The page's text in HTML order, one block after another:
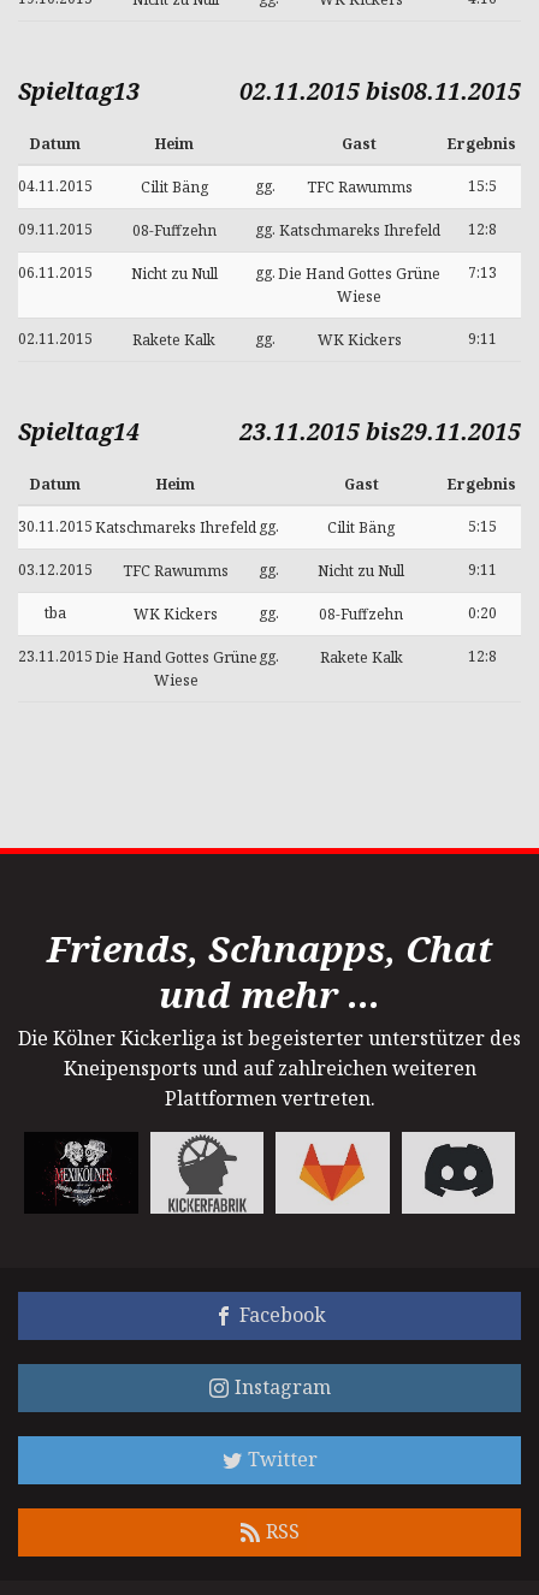
Spieltag13 02.11.2015 bis08.11.2015
Datum Heim Gast Ergebnis
04.11.2015 Cilit Bäng gg. TFC Rawumms 15:5
09.11.2015 08-Fuffzehn gg. Katschmareks Ihrefeld 12:8
06.11.2015 Nicht zu Null gg.Die Hand Gottes Grüne
Wiese
7:13
02.11.2015 Rakete Kalk gg. WK Kickers 9:11
Spieltag14 23.11.2015 bis29.11.2015
Datum Heim Gast Ergebnis
30.11.2015Katschmareks Ihrefeldgg. Cilit Bäng 5:15
03.12.2015 TFC Rawumms gg. Nicht zu Null 9:11
tba WK Kickers gg. 08-Fuffzehn 0:20
23.11.2015Die Hand Gottes Grüne
Wiese
gg. Rakete Kalk 12:8
Friends, Schnapps, Chat
und mehr ...
Die Kölner Kickerliga ist begeisterter unterstützer des
Kneipensports und auf zahlreichen weiteren
Plattformen vertreten.
Facebook
Instagram
Twitter
RSS